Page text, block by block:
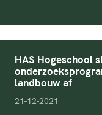
HAS Hogeschool
landbouw af
pubDate
21-12-2021